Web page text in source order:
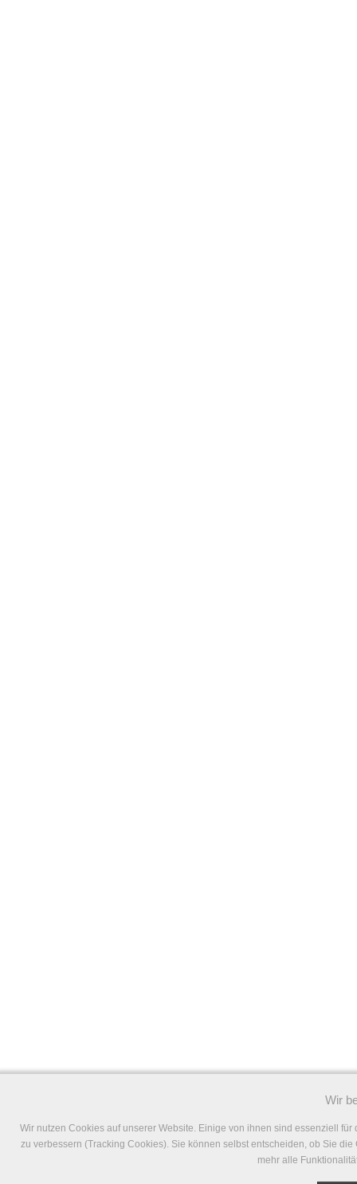
Wir
Wir nutzen Cookies auf unserer Website. Einige von ihnen sind essenziell
zu verbessern (Tracking Cookies). Sie können selbst entscheiden, ob Sie
mehr alle